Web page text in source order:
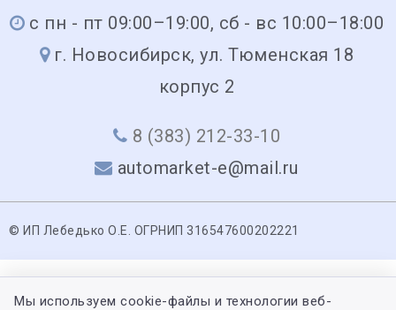
с пн - пт 09:00–19:00, сб - вс 10:00–18:00
г. Новосибирск, ул. Тюменская 18
корпус 2
8 (383) 212-33-10
automarket-e@mail.ru
© ИП Лебедько О.Е. ОГРНИП 316547600202221
Мы используем cookie-файлы и технологии веб-